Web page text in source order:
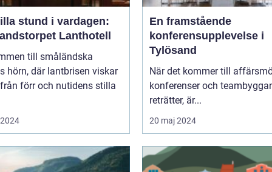
stund i vardagen:
Lanthotell
till småländska
hörn, där lantbrisen viskar
förr och nutidens stilla
En framstående
konferensupplevelse i
Tylösand
När det kommer till
konferenser och
reträtter, är...
20 maj 2024